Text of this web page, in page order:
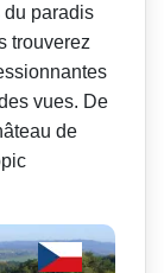
du paradis
trouverez
vues. De
de